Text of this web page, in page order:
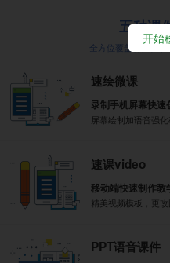
五种课
全方位覆盖各大教
速绘微课
录制手机屏幕快速
屏幕绘制加语音强
速课video
移动端快速制作教
精美视频模板，更
PPT语音课件
开始